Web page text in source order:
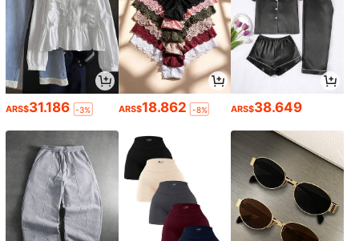
ARS$31.186 -3% ARS$18.862 -8% ARS$38.649